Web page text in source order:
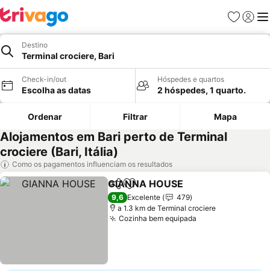
Favoritos
Iniciar
Destino
Terminal crociere, Bari
Check-in/out
Escolha as datas
Hóspedes e quartos
2 hóspedes, 1 quarto.
Ordenar Filtrar Mapa
Alojamentos em Bari perto de Terminal
crociere (Bari, Itália)
Como os pagamentos influenciam os resultados
PartilharAdicionar aos favoritos
GIANNA HOUSE
9,6 Excelente
479
a 1.3 km de Terminal crociere
Cozinha bem equipada